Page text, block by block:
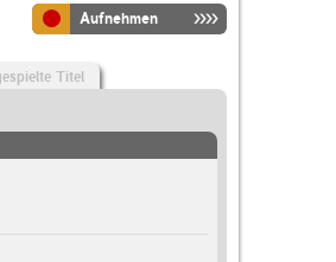
Aufnehmen
Titel